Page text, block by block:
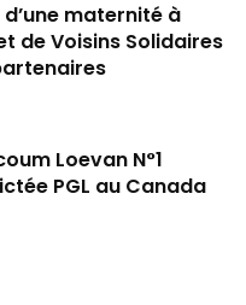
maternité à
de Voisins Solidaires
Loevan N°1
PGL au Canada